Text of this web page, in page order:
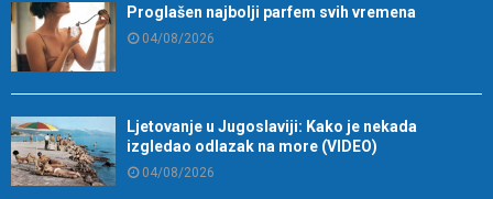
Proglašen najbolji parfem svih vremena
04/08/2026
Ljetovanje u Jugoslaviji: Kako je nekada
izgledao odlazak na more (VIDEO)
04/08/2026